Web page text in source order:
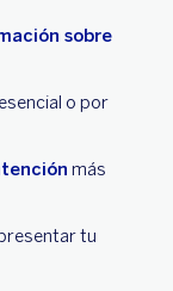
sobre
o por
más
tu